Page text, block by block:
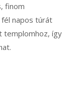
finom
fél napos túrát
templomhoz, így